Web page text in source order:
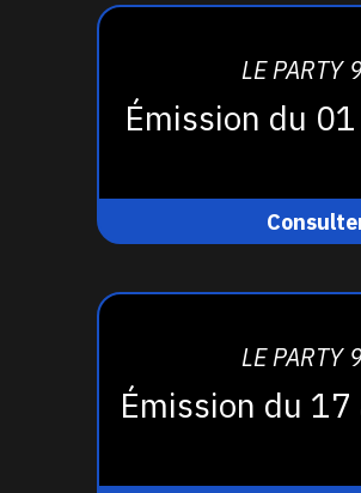
LE PARTY
Émission du
LE PARTY
Émission du